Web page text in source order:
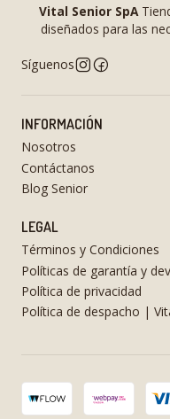
Vital Senior SpA
diseñados para las
Síguenos
INFORMACIÓN
Nosotros
Contáctanos
Blog Senior
LEGAL
Términos y Condiciones
Políticas de garantía y
Política de privacidad
Política de despacho |